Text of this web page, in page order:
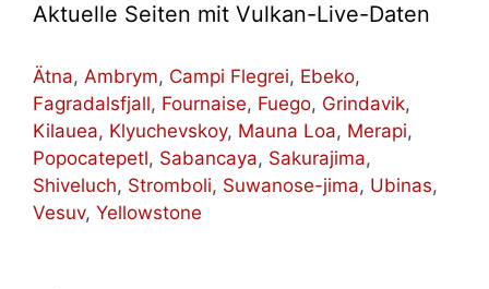
Aktuelle Seiten mit Vulkan-Live-Daten
Ätna, Ambrym, Campi Flegrei, Ebeko,
Fagradalsfjall, Fournaise, Fuego, Grindavik,
Kilauea, Klyuchevskoy, Mauna Loa, Merapi,
Popocatepetl, Sabancaya, Sakurajima,
Shiveluch, Stromboli, Suwanose-jima, Ubinas,
Vesuv, Yellowstone